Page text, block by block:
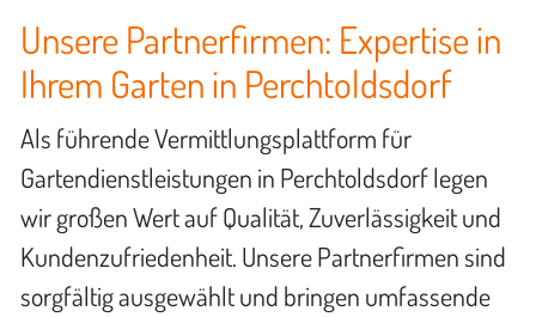
Unsere Partnerfirmen: Expertise in
Ihrem Garten in Perchtoldsdorf
Als führende Vermittlungsplattform für
Gartendienstleistungen in Perchtoldsdorf legen
wir großen Wert auf Qualität, Zuverlässigkeit und
Kundenzufriedenheit. Unsere Partnerfirmen sind
sorgfältig ausgewählt und bringen umfassende